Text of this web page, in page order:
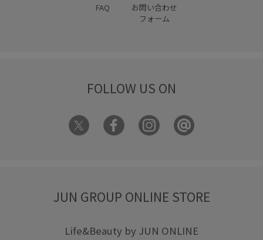
FAQ
お問い合わせ
フォーム
FOLLOW US ON
JUN GROUP ONLINE STORE
Life&Beauty by JUN ONLINE